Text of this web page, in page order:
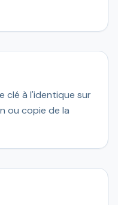
clé à l'identique sur
ou copie de la